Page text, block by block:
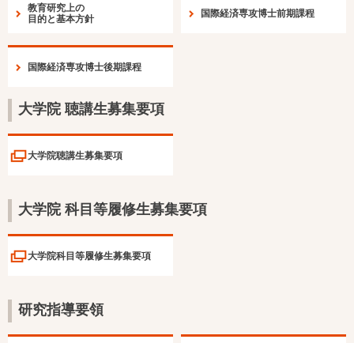
教育研究上の
目的と基本方針
国際経済専攻博士前期課程
国際経済専攻博士後期課程
大学院 聴講生募集要項
大学院聴講生募集要項
大学院 科目等履修生募集要項
大学院科目等履修生募集要項
研究指導要領